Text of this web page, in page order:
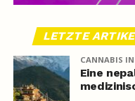
LETZTE
CANNABIS IN
Eine